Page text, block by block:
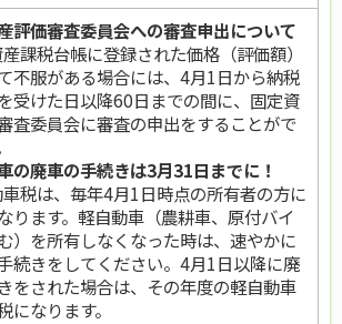
評価審査委員会への審査申出について
課税台帳に登録された価格（評価額）
不服がある場合には、4月1日から納税
受けた日以降60日までの間に、固定資
査委員会に審査の申出をすることがで
の廃車の手続きは3月31日までに！
税は、毎年4月1日時点の所有者の方に
ります。軽自動車（農耕車、原付バイ
）を所有しなくなった時は、速やかに
続きをしてください。4月1日以降に廃
をされた場合は、その年度の軽自動車
になります。